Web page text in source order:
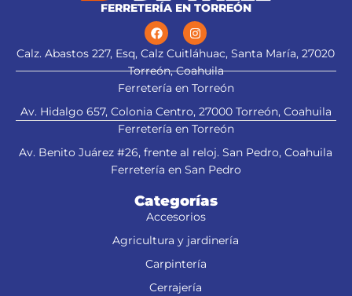
FERRETERÍA EN TORREÓN
Calz. Abastos 227, Esq, Calz Cuitláhuac, Santa María, 27020
Torreón, Coahuila
Ferretería en Torreón
Av. Hidalgo 657, Colonia Centro, 27000 Torreón, Coahuila
Ferretería en Torreón
Av. Benito Juárez #26, frente al reloj. San Pedro, Coahuila
Ferretería en San Pedro
Categorías
Accesorios
Agricultura y jardinería
Carpintería
Cerrajería